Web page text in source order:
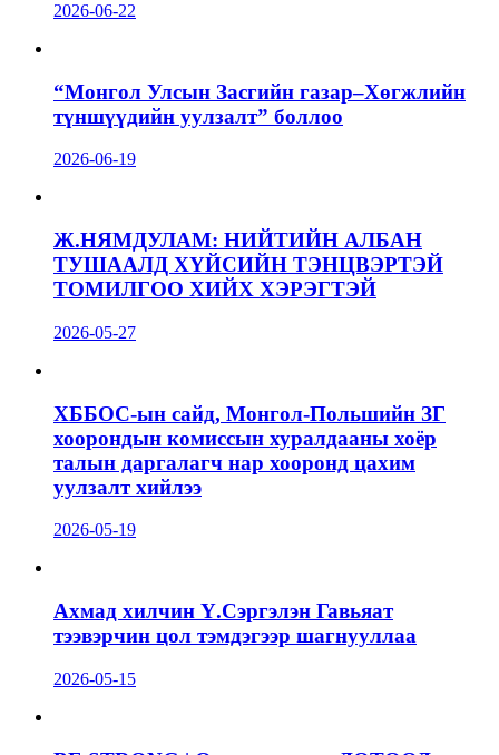
2026-06-22
“Монгол Улсын Засгийн газар–Хөгжлийн
түншүүдийн уулзалт” боллоо
2026-06-19
Ж.НЯМДУЛАМ: НИЙТИЙН АЛБАН
ТУШААЛД ХҮЙСИЙН ТЭНЦВЭРТЭЙ
ТОМИЛГОО ХИЙХ ХЭРЭГТЭЙ
2026-05-27
ХББОС-ын сайд, Монгол-Польшийн ЗГ
хоорондын комиссын хуралдааны хоёр
талын даргалагч нар хооронд цахим
уулзалт хийлээ
2026-05-19
Ахмад хилчин Ү.Сэргэлэн Гавьяат
тээвэрчин цол тэмдэгээр шагнууллаа
2026-05-15